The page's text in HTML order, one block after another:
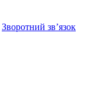
Зворотний зв’язок